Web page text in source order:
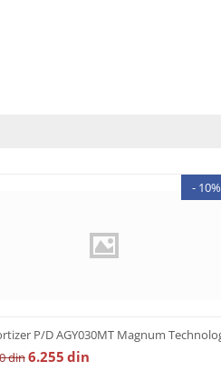
- 10%
P/D AGY030MT Magnum
din6.255 din